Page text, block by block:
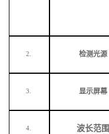
2. 检测光源
3. 显示屏幕
4. 波长范围